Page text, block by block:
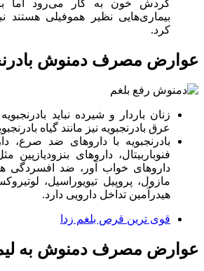
گردش خون به کار می‌رود اما
بیماری‌هایی نظیر هموفیلی هستند
کرد.
عوارض مصرف دمنوش
زنان باردار و شیرده نباید
عرق بادرنجبویه نیز مانند گیاه
بادرنجبویه با داروهای ضد صرع،
فنوباربیتال، داروهای بنزودیازپین
داروهای خواب آور، ضد افسردگی
مازول، پروپیل تیویوراسیل،
هیدرآمین تداخل دارویی دارد.
قوی ترین قرص بلغم زدا
عوارض مصرف دمنوش به